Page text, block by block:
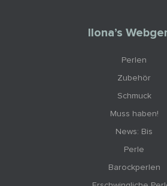
Ilona’s
Perlen
Zubehör
Schmuck
Muss haben!
News: Bis
Perle
Barockperlen